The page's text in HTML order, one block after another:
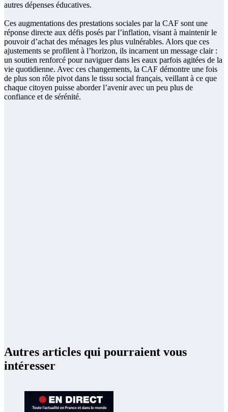
autres dépenses éducatives.
Ces augmentations des prestations sociales par la CAF sont une
réponse directe aux défis posés par l’inflation, visant à maintenir le
pouvoir d’achat des ménages les plus vulnérables. Alors que ces
ajustements se profilent à l’horizon, ils incarnent un message clair :
un soutien renforcé pour naviguer dans les eaux parfois agitées de la
vie quotidienne. Avec ces changements, la CAF démontre une fois
de plus son rôle pivot dans le tissu social français, veillant à ce que
chaque citoyen puisse aborder l’avenir avec un peu plus de
confiance et de sérénité.
Autres articles qui pourraient vous
intéresser